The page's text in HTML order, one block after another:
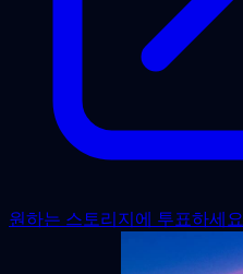
원하는 스토리지에 투표하세요